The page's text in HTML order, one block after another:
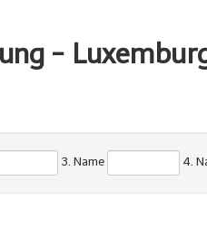
-
3. Name 4.